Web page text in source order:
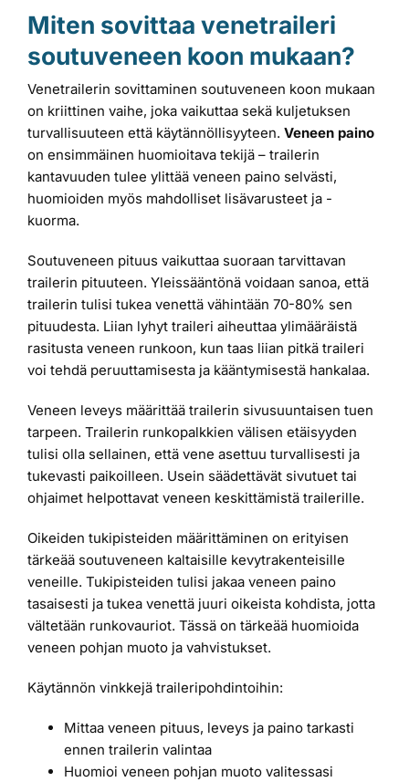
Miten sovittaa venetraileri
soutuveneen koon mukaan?
Venetrailerin sovittaminen soutuveneen koon mukaan
on kriittinen vaihe, joka vaikuttaa sekä kuljetuksen
turvallisuuteen että käytännöllisyyteen. Veneen paino
on ensimmäinen huomioitava tekijä – trailerin
kantavuuden tulee ylittää veneen paino selvästi,
huomioiden myös mahdolliset lisävarusteet ja -
kuorma.
Soutuveneen pituus vaikuttaa suoraan tarvittavan
trailerin pituuteen. Yleissääntönä voidaan sanoa, että
trailerin tulisi tukea venettä vähintään 70-80% sen
pituudesta. Liian lyhyt traileri aiheuttaa ylimääräistä
rasitusta veneen runkoon, kun taas liian pitkä traileri
voi tehdä peruuttamisesta ja kääntymisestä hankalaa.
Veneen leveys määrittää trailerin sivusuuntaisen tuen
tarpeen. Trailerin runkopalkkien välisen etäisyyden
tulisi olla sellainen, että vene asettuu turvallisesti ja
tukevasti paikoilleen. Usein säädettävät sivutuet tai
ohjaimet helpottavat veneen keskittämistä trailerille.
Oikeiden tukipisteiden määrittäminen on erityisen
tärkeää soutuveneen kaltaisille kevytrakenteisille
veneille. Tukipisteiden tulisi jakaa veneen paino
tasaisesti ja tukea venettä juuri oikeista kohdista, jotta
vältetään runkovauriot. Tässä on tärkeää huomioida
veneen pohjan muoto ja vahvistukset.
Käytännön vinkkejä traileripohdintoihin:
Mittaa veneen pituus, leveys ja paino tarkasti
ennen trailerin valintaa
Huomioi veneen pohjan muoto valitessasi